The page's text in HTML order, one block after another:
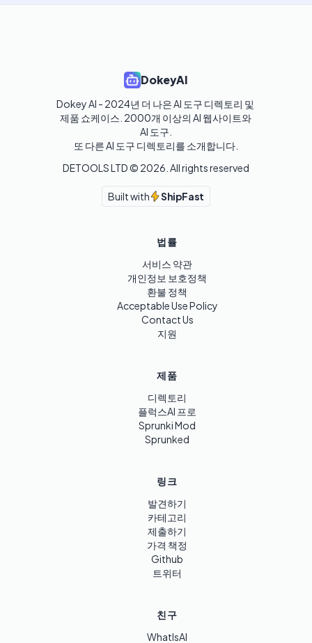
DokeyAI
Dokey AI - 2024년 더 나은 AI 도구 디렉토리 및
제품 쇼케이스. 2000개 이상의 AI 웹사이트와
AI 도구.
또 다른 AI 도구 디렉토리를 소개합니다.
DETOOLS LTD © 2026 . All rights reserved
Built with ShipFast
법률
서비스 약관
개인정보 보호정책
환불 정책
Acceptable Use Policy
Contact Us
지원
제품
디렉토리
플럭스AI 프로
Sprunki Mod
Sprunked
링크
발견하기
카테고리
제출하기
가격 책정
Github
트위터
친구
WhatIsAI